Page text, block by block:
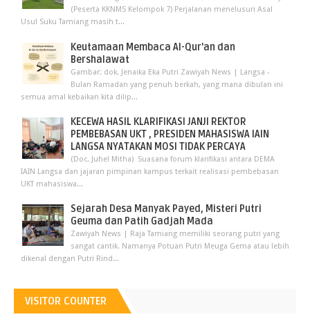
(Peserta KKNMS Kelompok 7) Perjalanan menelusuri Asal
Usul Suku Tamiang masih t...
Keutamaan Membaca Al-Qur'an dan
Bershalawat
Gambar: dok. Jenaika Eka Putri Zawiyah News | Langsa -
Bulan Ramadan yang penuh berkah, yang mana dibulan ini
semua amal kebaikan kita dilip...
KECEWA HASIL KLARIFIKASI JANJI REKTOR
PEMBEBASAN UKT , PRESIDEN MAHASISWA IAIN
LANGSA NYATAKAN MOSI TIDAK PERCAYA
(Doc. Juhel Mitha) Suasana forum klarifikasi antara DEMA
IAIN Langsa dan jajaran pimpinan kampus terkait realisasi pembebasan
UKT mahasiswa...
Sejarah Desa Manyak Payed, Misteri Putri
Geuma dan Patih Gadjah Mada
Zawiyah News | Raja Tamiang memiliki seorang putri yang
sangat cantik. Namanya Potuan Putri Meuga Gema atau lebih
dikenal dengan Putri Rind...
VISITOR COUNTER